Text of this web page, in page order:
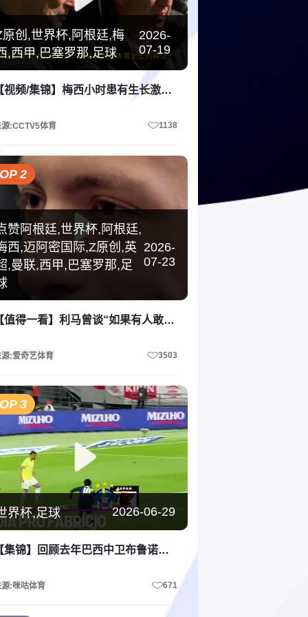
原创,世界杯,阿根廷,梅
,西甲,巴塞罗那,足球
2026-
07-19
【视频/集锦】梅西小时患有生长激素缺乏症，当时巴萨总监看了比赛后坚持要签下
源:CCTV5体育 1138
2
赞阿根廷,世界杯,阿根廷,
西,迈阿密国际,Z原创,英
,曼联,西甲,巴塞罗那,足
2026-
07-23
【值得一看】利马曾谈“如果有人敢碰梅西，会发生什么”：这种凝聚力会感染你
源:爱奇艺体育 3503
3
界杯,足球 2026-06-29
【集锦】回顾去年巴西中卫布鲁诺两次惊天离奇失误，让日本逆转了
源:咪咕体育 671